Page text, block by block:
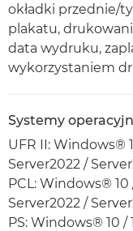
okładki przednie/
plakatu,
data wydruku,
wykorzystaniem
Systemy
UFR II: Windows®
Server2022 /
PCL: Windows® 10
Server2022 /
PS: Windows® 10 /